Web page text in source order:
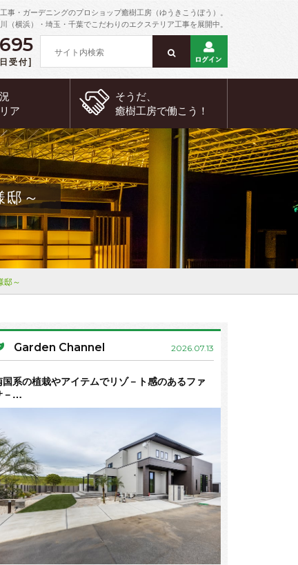
事・ガーデニングのプロショップ癒樹工房（ゆうきこうぼう）。
（横浜）・埼玉・千葉でこだわりのエクステリア工事を展開中。
受付]
ア
そうだ、
癒樹工房で働こう！
邸～
邸～
Garden Channel 2026.07.13
国系の植栽やアイテムでリゾ－ト感のあるファ
－…